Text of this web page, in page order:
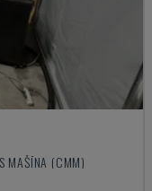
MAŠĪNA (CMM)